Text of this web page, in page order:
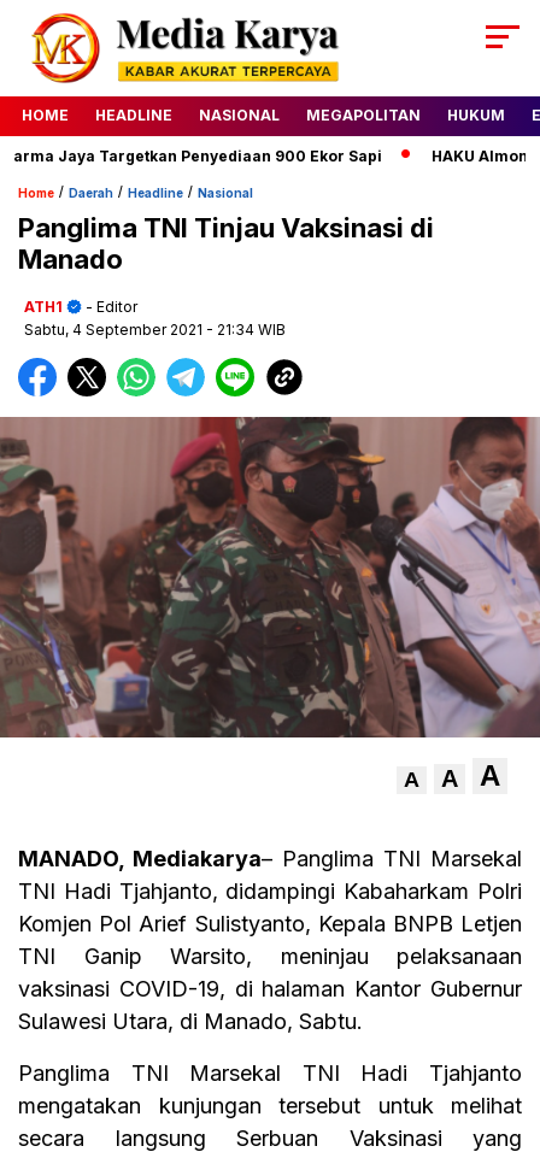
HOME HEADLINE NASIONAL MEGAPOLITAN HUKUM
Jaya Targetkan Penyediaan 900 Ekor Sapi HAKU Almond
Home / Daerah / Headline / Nasional
Panglima TNI Tinjau Vaksinasi di
Manado
ATH1
- Editor
Sabtu, 4 September 2021 - 21:34 WIB
A A A
MANADO, Mediakarya– Panglima TNI Marsekal
TNI Hadi Tjahjanto, didampingi Kabaharkam Polri
Komjen Pol Arief Sulistyanto, Kepala BNPB Letjen
TNI Ganip Warsito, meninjau pelaksanaan
vaksinasi COVID-19, di halaman Kantor Gubernur
Sulawesi Utara, di Manado, Sabtu.
Panglima TNI Marsekal TNI Hadi Tjahjanto
mengatakan kunjungan tersebut untuk melihat
secara langsung Serbuan Vaksinasi yang